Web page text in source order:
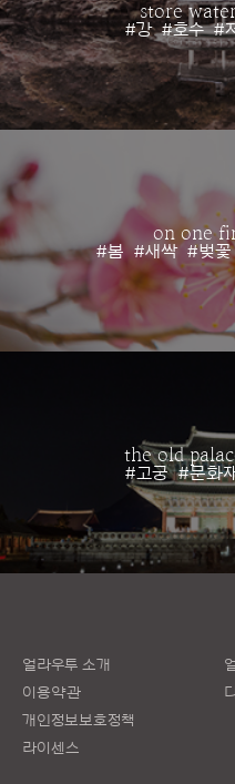
store
#강 #호수 #
on one
#봄 #새싹 #벚꽃
the old
#고궁 #문화
얼라우투 소개
이용약관
개인정보보호정책
라이센스